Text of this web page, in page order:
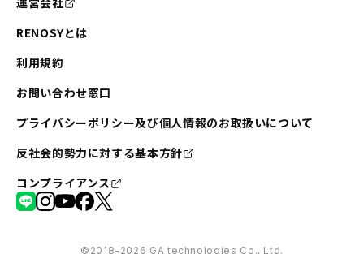
RENOSYとは
利用規約
お問い合わせ窓口
プライバシーポリシー及び個人情報のお取扱いについて
反社会的勢力に対する基本方針
コンプライアンス
©︎2018-2026 GA technologies Co., Ltd.